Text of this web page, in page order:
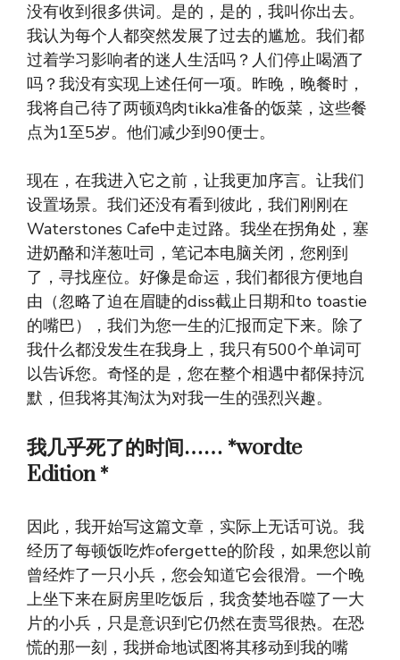
没有收到很多供词。是的，是的，我叫你出去。
我认为每个人都突然发展了过去的尴尬。我们都
过着学习影响者的迷人生活吗？人们停止喝酒了
吗？我没有实现上述任何一项。昨晚，晚餐时，
我将自己待了两顿鸡肉tikka准备的饭菜，这些餐
点为1至5岁。他们减少到90便士。
现在，在我进入它之前，让我更加序言。让我们
设置场景。我们还没有看到彼此，我们刚刚在
Waterstones Cafe中走过路。我坐在拐角处，塞
进奶酪和洋葱吐司，笔记本电脑关闭，您刚到
了，寻找座位。好像是命运，我们都很方便地自
由（忽略了迫在眉睫的diss截止日期和to toastie
的嘴巴），我们为您一生的汇报而定下来。除了
我什么都没发生在我身上，我只有500个单词可
以告诉您。奇怪的是，您在整个相遇中都保持沉
默，但我将其淘汰为对我一生的强烈兴趣。
我几乎死了的时间…… *wordte
Edition *
因此，我开始写这篇文章，实际上无话可说。我
经历了每顿饭吃炸ofergette的阶段，如果您以前
曾经炸了一只小兵，您会知道它会很滑。一个晚
上坐下来在厨房里吃饭后，我贪婪地吞噬了一大
片的小兵，只是意识到它仍然在责骂很热。在恐
慌的那一刻，我拼命地试图将其移动到我的嘴